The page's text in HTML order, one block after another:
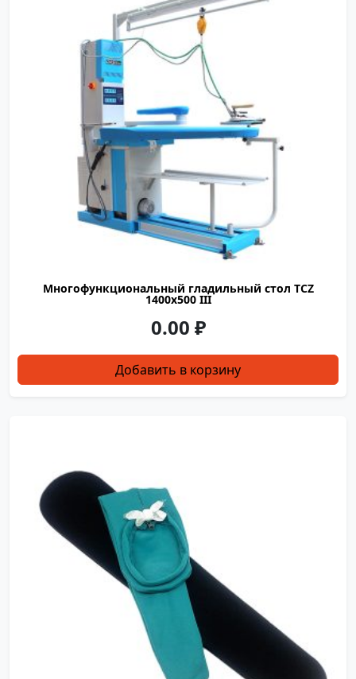
электричество
Многофункциональный гладильный стол TCZ
1400х500 III
0.00 ₽
Добавить в корзину